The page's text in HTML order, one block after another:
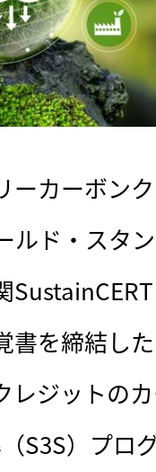
カーボン
ルド・スタ
書を締結し
レジットの
S3S）プロ